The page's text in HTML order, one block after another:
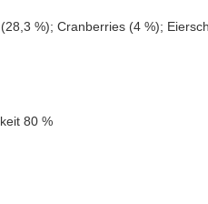
%); Cranberries (4 %);
80 %